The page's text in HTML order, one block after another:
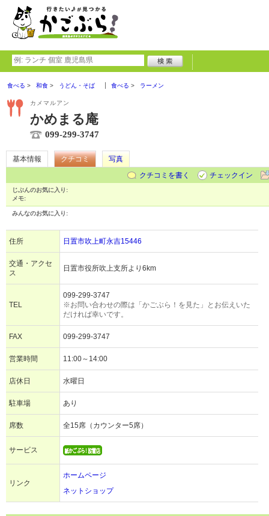
食べる 和食 うどん・そば 食べる ラーメン
カメマルアン
かめまる庵
099-299-3747
基本情報 クチコミ
写真
クチコミを書く
チェックイン
じぶんのお気に入り:
メモ:
みんなのお気に入り:
住所 日置市吹上町永吉15446
交通・アクセ
ス
日置市役所吹上支所より6km
TEL
099-299-3747
※お問い合わせの際は「かごぶら！を見た」とお伝えいた
だければ幸いです。
FAX 099-299-3747
営業時間 11:00～14:00
店休日 水曜日
駐車場 あり
席数 全15席（カウンター5席）
サービス
リンク
ホームページ
ネットショップ